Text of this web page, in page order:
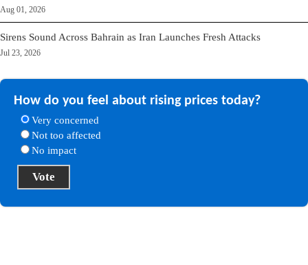
Aug 01, 2026
Sirens Sound Across Bahrain as Iran Launches Fresh Attacks
Jul 23, 2026
How do you feel about rising prices today?
Very concerned
Not too affected
No impact